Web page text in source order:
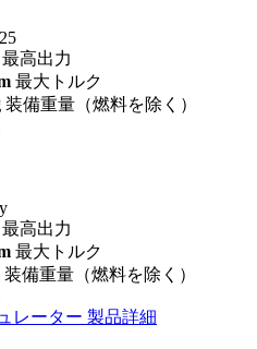
最高出力
最大トルク
装備重量（燃料を除く）
最高出力
最大トルク
装備重量（燃料を除く）
レーター 製品詳細